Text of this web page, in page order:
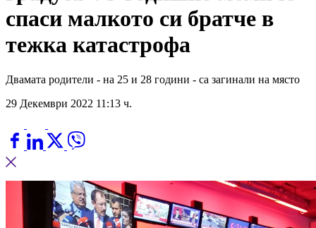
спаси малкото си братче в
тежка катастрофа
Двамата родители - на 25 и 28 години - са загинали на място
29 Декември 2022 11:13 ч.